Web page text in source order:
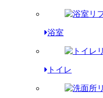
浴室
トイレ